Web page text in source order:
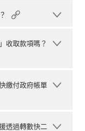
收取款項嗎？
繳付政府帳單
透過轉數快二